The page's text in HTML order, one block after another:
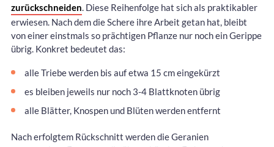
zurückschneiden . Diese Reihenfolge hat sich als praktikabler
erwiesen. Nach dem die Schere ihre Arbeit getan hat, bleibt
von einer einstmals so prächtigen Pflanze nur noch ein Gerippe
übrig. Konkret bedeutet das:
alle Triebe werden bis auf etwa 15 cm eingekürzt
es bleiben jeweils nur noch 3-4 Blattknoten übrig
alle Blätter, Knospen und Blüten werden entfernt
Nach erfolgtem Rückschnitt werden die Geranien